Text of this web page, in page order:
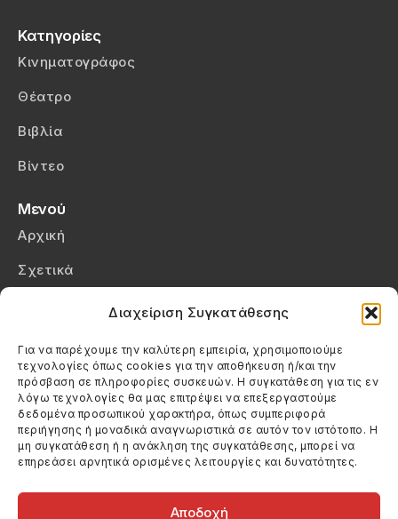
Διαχείριση Συγκατάθεσης
Για να παρέχουμε την καλύτερη εμπειρία, χρησιμοποιούμε
τεχνολογίες όπως cookies για την αποθήκευση ή/και την
πρόσβαση σε πληροφορίες συσκευών. Η συγκατάθεση για τις εν
λόγω τεχνολογίες θα μας επιτρέψει να επεξεργαστούμε
δεδομένα προσωπικού χαρακτήρα, όπως συμπεριφορά
περιήγησης ή μοναδικά αναγνωριστικά σε αυτόν τον ιστότοπο. Η
μη συγκατάθεση ή η ανάκληση της συγκατάθεσης, μπορεί να
επηρεάσει αρνητικά ορισμένες λειτουργίες και δυνατότητες.
Αποδοχή
Κατηγορίες
Κινηματογράφος
Θέατρο
Βιβλία
Βίντεο
Μενού
Αρχική
Σχετικά
Πολιτική Cookies (ΕΕ)
Στοιχεία Επικοινωνίας
Καλεσέ μας
(+30) 6974123481
Στείλε μας email
info@filmandtheater.gr